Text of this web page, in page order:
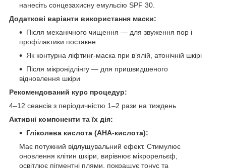
нанесіть сонцезахисну емульсію SPF 30.
Додаткові варіанти використання маски:
Після механічного чищення — для звуження пор і
профілактики постакне
Як контурна ліфтинг-маска при в’ялій, атонічній шкірі
Після мікронідлінгу — для пришвидшеного
відновлення шкіри
Рекомендований курс процедур:
4–12 сеансів з періодичністю 1–2 рази на тиждень
Активні компоненти та їх дія:
Гліколева кислота (AHA-кислота):
Має потужний відлущувальний ефект. Стимулює
оновлення клітин шкіри, вирівнює мікрорельєф,
освітлює пігментні плями, покращує тонус та